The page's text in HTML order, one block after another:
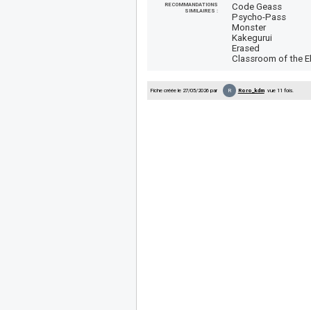
RECOMMANDATIONS
SIMILAIRES :
Code Geass
Psycho-Pass
Monster
Kakegurui
Erased
Classroom of the
Fiche créée le 27/05/2026 par R Roro_kdmvue 11 fois.